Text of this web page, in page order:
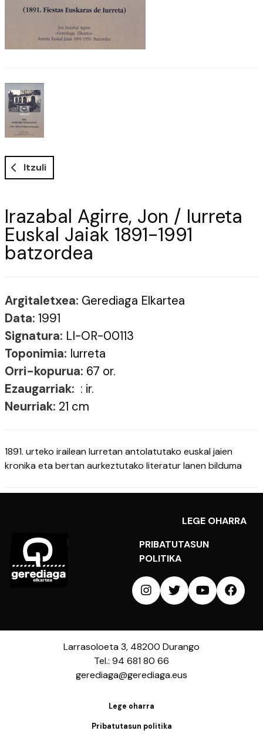
Itzuli
Irazabal Agirre, Jon / Iurreta
Euskal Jaiak 1891-1991
batzordea
Argitaletxea: Gerediaga Elkartea
Data: 1991
Signatura: LI-OR-00113
Toponimia: Iurreta
Orri-kopurua: 67 or.
Ezaugarriak: : ir.
Neurriak: 21 cm
1891. urteko irailean Iurretan antolatutako euskal jaien
kronika eta bertan aurkeztutako literatur lanen bilduma
LEGE OHARRA
PRIBATUTASUN
POLITIKA
Larrasoloeta 3, 48200 Durango
Tel.: 94 681 80 66
gerediaga@gerediaga.eus
Lege oharra
Pribatutasun politika